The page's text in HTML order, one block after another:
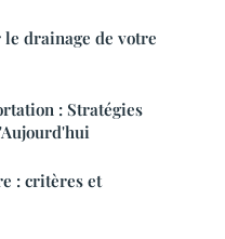
drainage de votre
: Stratégies
: critères et